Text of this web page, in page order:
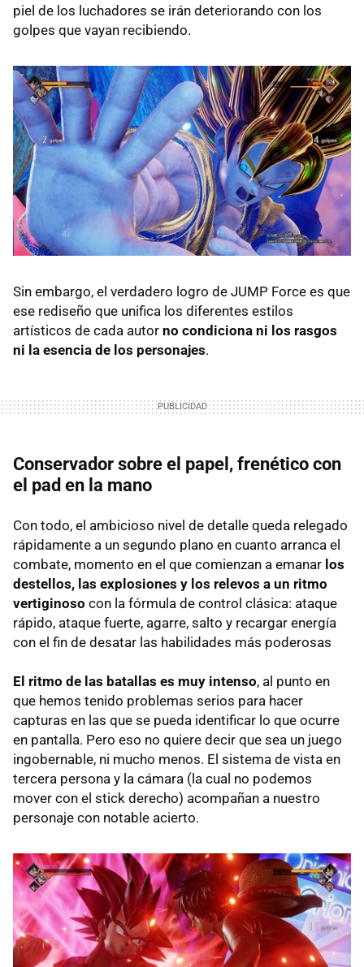
piel de los luchadores se irán deteriorando con los
golpes que vayan recibiendo.
Sin embargo, el verdadero logro de JUMP Force es que
ese rediseño que unifica los diferentes estilos
artísticos de cada autor no condiciona ni los rasgos
ni la esencia de los personajes.
Conservador sobre el papel, frenético con
el pad en la mano
Con todo, el ambicioso nivel de detalle queda relegado
rápidamente a un segundo plano en cuanto arranca el
combate, momento en el que comienzan a emanar los
destellos, las explosiones y los relevos a un ritmo
vertiginoso con la fórmula de control clásica: ataque
rápido, ataque fuerte, agarre, salto y recargar energía
con el fin de desatar las habilidades más poderosas
El ritmo de las batallas es muy intenso, al punto en
que hemos tenido problemas serios para hacer
capturas en las que se pueda identificar lo que ocurre
en pantalla. Pero eso no quiere decir que sea un juego
ingobernable, ni mucho menos. El sistema de vista en
tercera persona y la cámara (la cual no podemos
mover con el stick derecho) acompañan a nuestro
personaje con notable acierto.